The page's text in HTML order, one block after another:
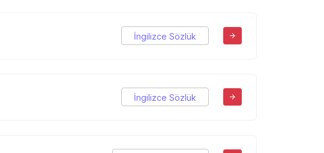
İngilizce Sözlük
İngilizce Sözlük